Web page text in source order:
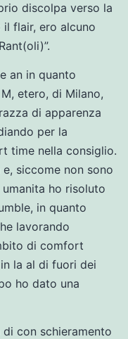
discolpa verso la
flair, ero alcuno
an in quanto
etero, di Milano,
di apparenza
per la
time nella consiglio.
siccome non sono
ho risoluto
in quanto
lavorando
di comfort
la al di fuori dei
ho dato una
con schieramento